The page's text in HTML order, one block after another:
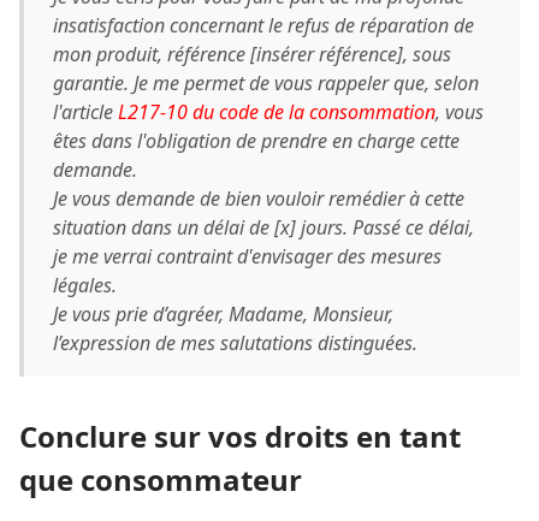
insatisfaction concernant le refus de réparation de
mon produit, référence [insérer référence], sous
garantie. Je me permet de vous rappeler que, selon
l'articleL217-10 du code de la consommation, vous
êtes dans l'obligation de prendre en charge cette
demande.
Je vous demande de bien vouloir remédier à cette
situation dans un délai de [x] jours. Passé ce délai,
je me verrai contraint d'envisager des mesures
légales.
Je vous prie d’agréer, Madame, Monsieur,
l’expression de mes salutations distinguées.
Conclure sur vos droits en tant
que consommateur